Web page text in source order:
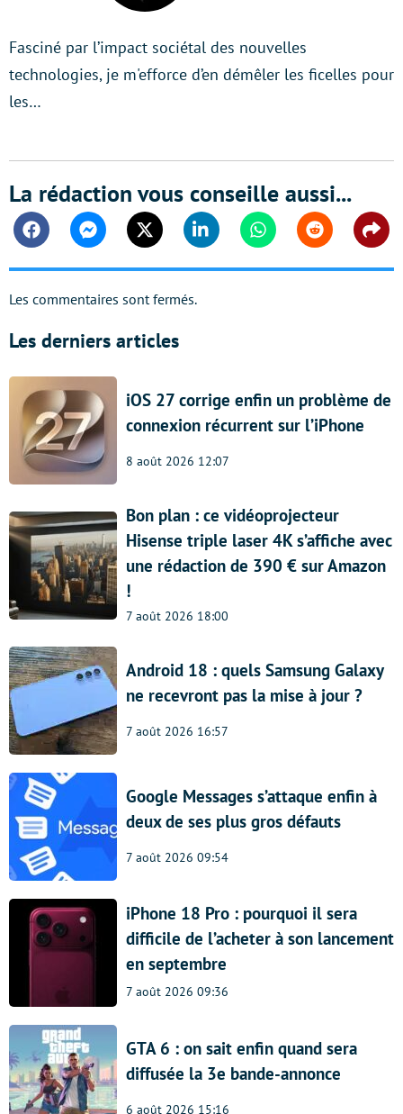
Fasciné par l’impact sociétal des nouvelles
technologies, je m'efforce d’en démêler les ficelles pour
les…
La rédaction vous conseille aussi...
FacebookMessengerTwitter Linkedin WhatsappReddit
Les commentaires sont fermés.
Les derniers articles
iOS 27 corrige enfin un problème de
connexion récurrent sur l’iPhone
8 août 2026 12:07
Bon plan : ce vidéoprojecteur
Hisense triple laser 4K s’affiche avec
une rédaction de 390 € sur Amazon
!
7 août 2026 18:00
Android 18 : quels Samsung Galaxy
ne recevront pas la mise à jour ?
7 août 2026 16:57
Google Messages s’attaque enfin à
deux de ses plus gros défauts
7 août 2026 09:54
iPhone 18 Pro : pourquoi il sera
difficile de l’acheter à son lancement
en septembre
7 août 2026 09:36
GTA 6 : on sait enfin quand sera
diffusée la 3e bande-annonce
6 août 2026 15:16